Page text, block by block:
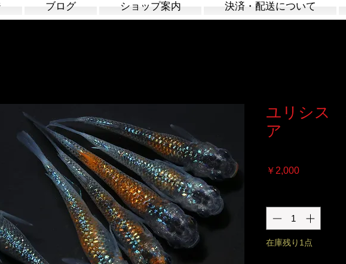
ブログ ショップ案内 決済・配送について
ユリシス
ア
￥2,000価
在庫残り1点